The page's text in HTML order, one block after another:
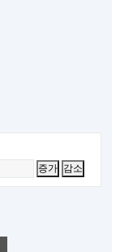
증가 감소